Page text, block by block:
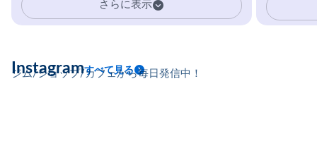
さらに表示
ジム/ショップ/カフェから毎日発信中！
Instagramすべて見る